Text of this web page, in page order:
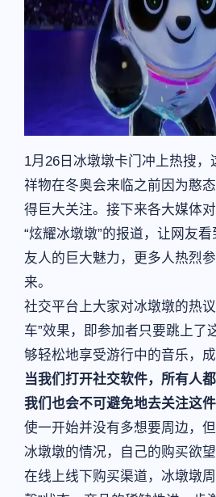
1月26日冰墩墩卡门冲上热搜，
祥物在冬奥会来临之前因为憨
得巨大关注。接下来各大媒体
“炫耀冰墩墩”的报道，让网友
友人的巨大魅力，更多人热烈
来。
社交平台上大家对冰墩墩的热
车”效果，即参加者只要跳上了
够轻松地享受游行中的音乐，成
当我们打开社交软件，所有人
我们也会不可避免地去关注这件
使一开始并没有多想要周边，
冰墩墩的情况，自己的购买欲望
在线上线下购买渠道，冰墩墩